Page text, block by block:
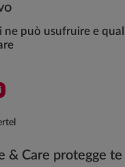
ne può usufruire e
& Care protegge